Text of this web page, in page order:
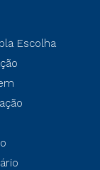
Escolha